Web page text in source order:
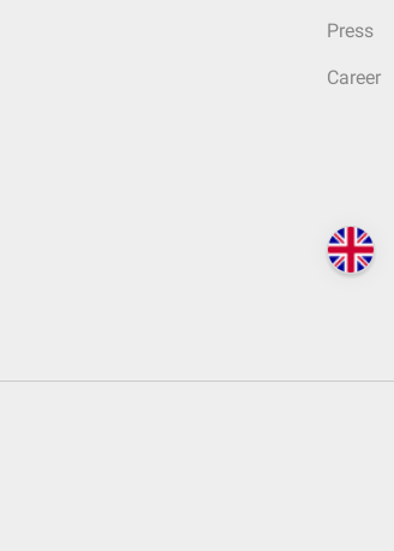
Press
Career